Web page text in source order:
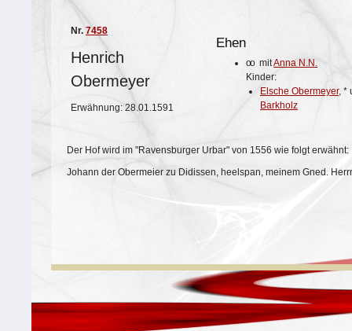
Nr. 7458
Henrich
Obermeyer
Erwähnung: 28.01.1591
Ehen
oo mitAnna N.N.
Kinder:
Elsche Obermeyer, *
Barkholz
Der Hof wird im "Ravensburger Urbar" von 1556 wie folgt erwähnt:
Johann der Obermeier zu Didissen, heelspan, meinem Gned.